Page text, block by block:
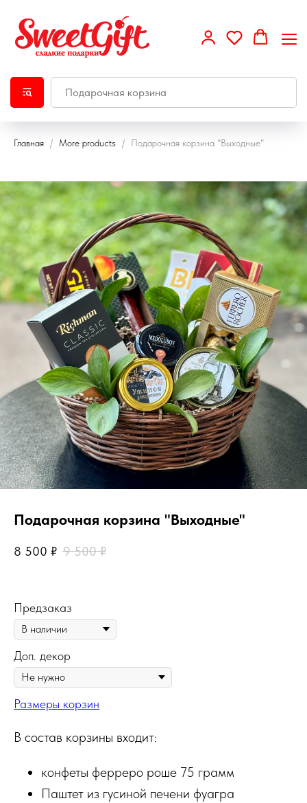
Главная More products Подарочная корзина "Выходные"
Подарочная корзина "Выходные"
8 500 ₽ 9 500 ₽
Предзаказ
Доп. декор
Размеры корзин
В состав корзины входит:
конфеты ферреро роше 75 грамм
Паштет из гусиной печени фуагра